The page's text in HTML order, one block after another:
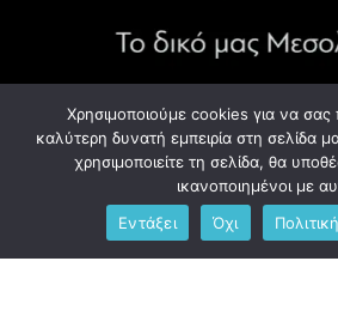
ΧΡΉΣΙΜΑ LINK
Προσωπικά Δεδομένα -
Ανδρέου Λόντου 1, Μεσολόγγι 302 00
Χρησιμοποιούμε cookies για να
καλύτερη δυνατή εμπειρία στη σελίδα
χρησιμοποιείτε τη σελίδα, θα
ικανοποιημένοι με
Εντάξει
Όχι